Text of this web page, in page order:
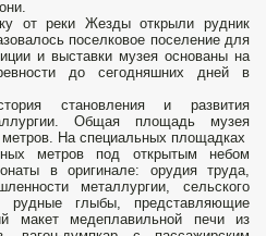
от реки Жезды открыли рудник
поселковое поселение для
и выставки музея основаны на
до сегодняшних дней в
становления и развития
Общая площадь музея
На специальных площадках
метров под открытым небом
в оригинале: орудия труда,
металлургии, сельского
рудные глыбы, представляющие
макет медеплавильной печи из